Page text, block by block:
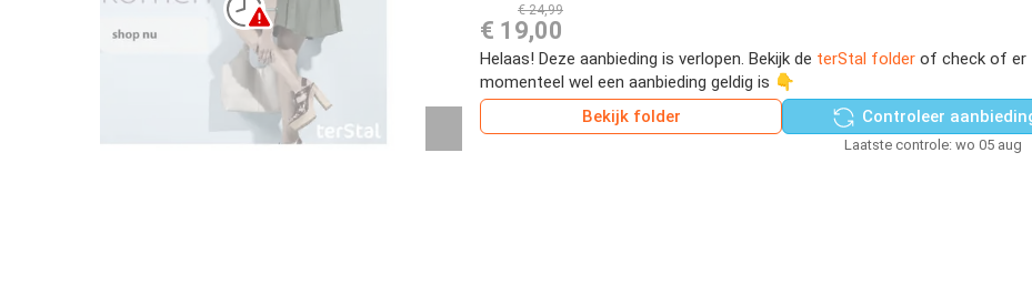
€ 24,99
€ 19,00
Helaas! Deze aanbieding is verlopen. Bekijk de terStal folder of check of er
momenteel wel een aanbieding geldig is 👇
Bekijk folder
Controleer
Laatste controle: wo 05 aug